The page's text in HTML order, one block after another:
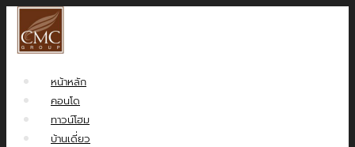
หน้าหลัก
คอนโด
ทาวน์โฮม
บ้านเดี่ยว